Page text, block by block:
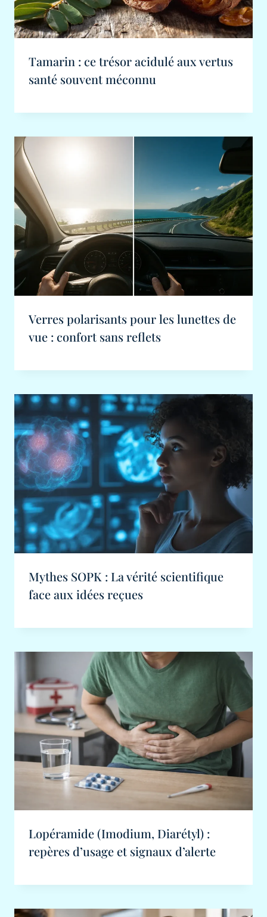
Tamarin : ce trésor acidulé aux vertus
santé souvent méconnu
Verres polarisants pour les lunettes de
vue : confort sans reflets
Mythes SOPK : La vérité scientifique
face aux idées reçues
Lopéramide (Imodium, Diarétyl) :
repères d’usage et signaux d’alerte